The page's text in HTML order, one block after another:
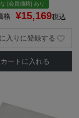
[会員価格] あり
格 ¥15,169税込
カートに入れる
入りに登録する